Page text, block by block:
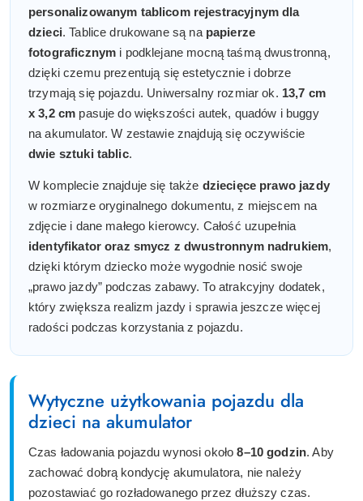
personalizowanym tablicom rejestracyjnym dla
dzieci. Tablice drukowane są na papierze
fotograficznym i podklejane mocną taśmą dwustronną,
dzięki czemu prezentują się estetycznie i dobrze
trzymają się pojazdu. Uniwersalny rozmiar ok. 13,7 cm
x 3,2 cm pasuje do większości autek, quadów i buggy
na akumulator. W zestawie znajdują się oczywiście
dwie sztuki tablic.
W komplecie znajduje się także dziecięce prawo jazdy
w rozmiarze oryginalnego dokumentu, z miejscem na
zdjęcie i dane małego kierowcy. Całość uzupełnia
identyfikator oraz smycz z dwustronnym nadrukiem,
dzięki którym dziecko może wygodnie nosić swoje
„prawo jazdy” podczas zabawy. To atrakcyjny dodatek,
który zwiększa realizm jazdy i sprawia jeszcze więcej
radości podczas korzystania z pojazdu.
Wytyczne użytkowania pojazdu dla
dzieci na akumulator
Czas ładowania pojazdu wynosi około8–10 godzin. Aby
zachować dobrą kondycję akumulatora, nie należy
pozostawiać go rozładowanego przez dłuższy czas.